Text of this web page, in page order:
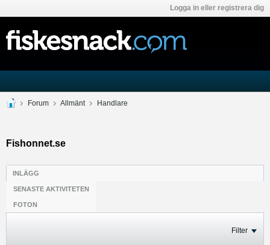
Logga in eller registrera dig
Forum Allmänt Handlare
Fishonnet.se
INLÄGG
SENASTE AKTIVITETEN
FOTON
Filter